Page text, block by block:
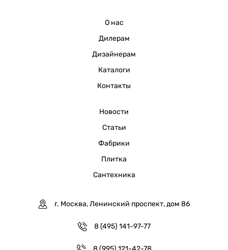
О нас
Дилерам
Дизайнерам
Каталоги
Контакты
Новости
Статьи
Фабрики
Плитка
Сантехника
г. Москва, Ленинский проспект, дом 86
8 (495) 141-97-77